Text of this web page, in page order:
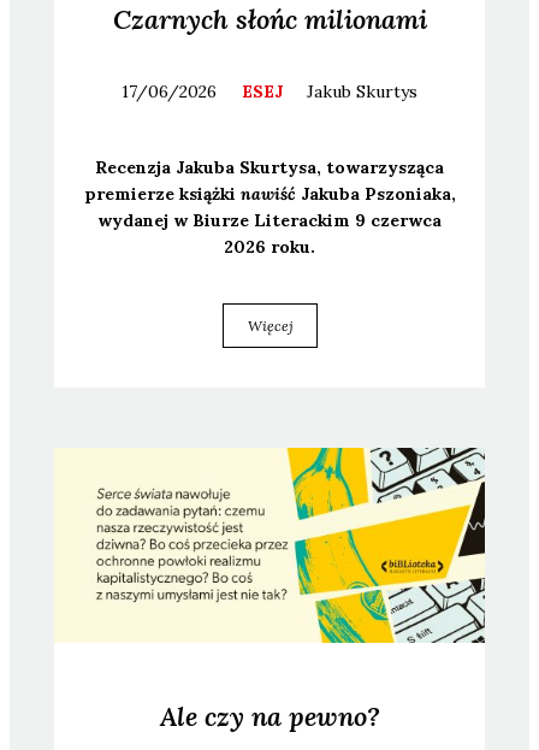
Czarnych słońc milionami
17/06/2026 ESEJ Jakub Skurtys
Recen­zja Jaku­ba Skur­ty­sa, towa­rzy­szą­ca
pre­mie­rze książ­ki nawiść Jaku­ba Pszo­nia­ka,
wyda­nej w Biu­rze Lite­rac­kim 9 czerw­ca
2026 roku.
Więcej
Ale czy na pewno?